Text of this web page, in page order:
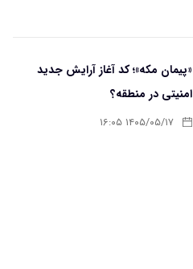
«پیمان مکه»؛ کد آغاز آرایش جدید
امنیتی در منطقه؟
۱۴۰۵/۰۵/۱۷ ۱۶:۰۵